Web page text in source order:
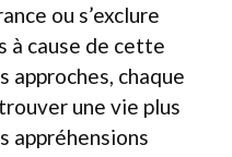
ou s’exclure
à cause de cette
approches, chaque
une vie plus
appréhensions